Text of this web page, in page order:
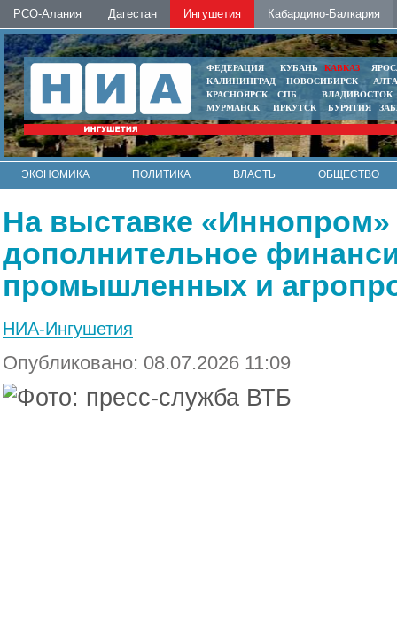
РСО-Алания Дагестан Ингушетия Кабардино-Балкария
ФЕДЕРАЦИЯ КУБАНЬ КАВКАЗ
КАЛИНИНГРАД
НОВОСИБИРСК
КРАСНОЯРСК
СПБ
ВЛАДИВОСТОК
МУРМАНСК
ИРКУТСК БУРЯТИЯ
ЭКОНОМИКА ПОЛИТИКА ВЛАСТЬ
ОБЩЕСТВО
На выставке
дополнительное
промышленных и
НИА-Ингушетия
Опубликовано: 08.07.2026 11:09